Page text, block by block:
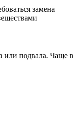
замена
или подвала.